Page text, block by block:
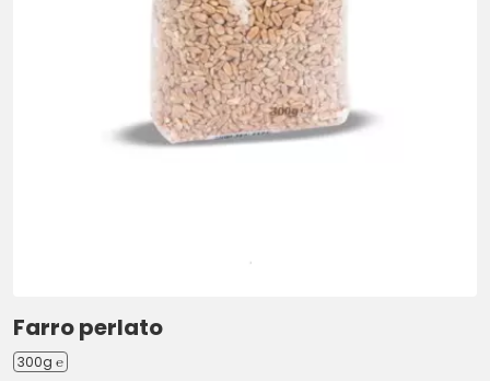
Farro perlato
300g ℮